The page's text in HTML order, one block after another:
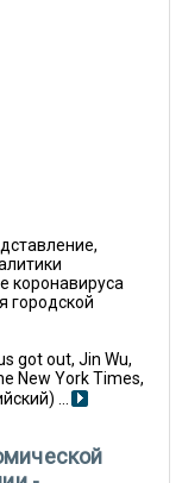
коронавируса
городской
gotout, Jin Wu,
New York Times,
...